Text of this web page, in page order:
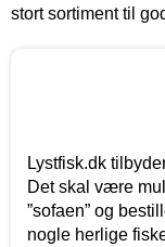
stort sortiment til
Lystfisk.dk
Det skal være
”sofaen” og
nogle herlige